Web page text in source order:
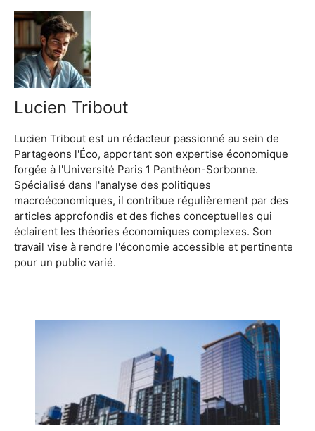
Lucien Tribout
Lucien Tribout est un rédacteur passionné au sein de
Partageons l'Éco, apportant son expertise économique
forgée à l'Université Paris 1 Panthéon-Sorbonne.
Spécialisé dans l'analyse des politiques
macroéconomiques, il contribue régulièrement par des
articles approfondis et des fiches conceptuelles qui
éclairent les théories économiques complexes. Son
travail vise à rendre l'économie accessible et pertinente
pour un public varié.